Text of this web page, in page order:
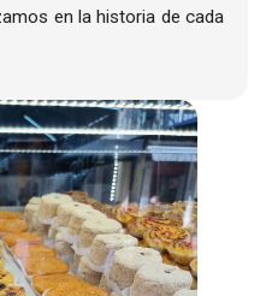
en la historia de cada